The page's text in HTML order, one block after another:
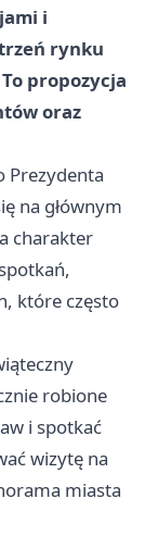
i
rynku
propozycja
oraz
Prezydenta
na głównym
charakter
które często
robione
i spotkać
wizytę na
miasta